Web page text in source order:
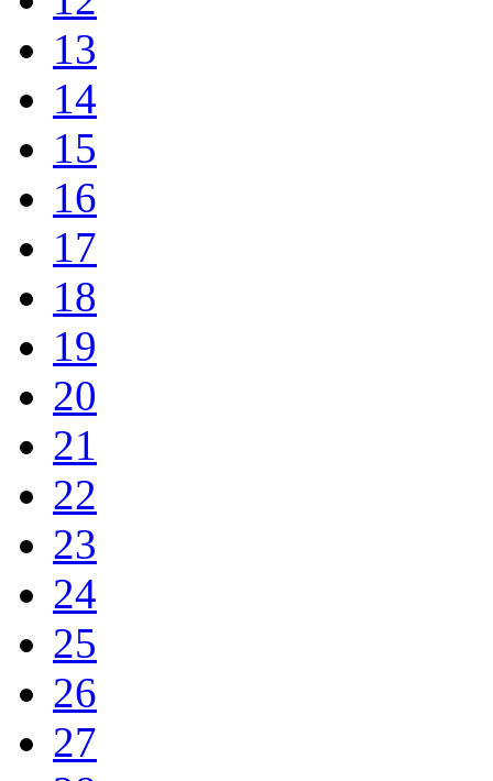
13
14
15
16
17
18
19
20
21
22
23
24
25
26
27